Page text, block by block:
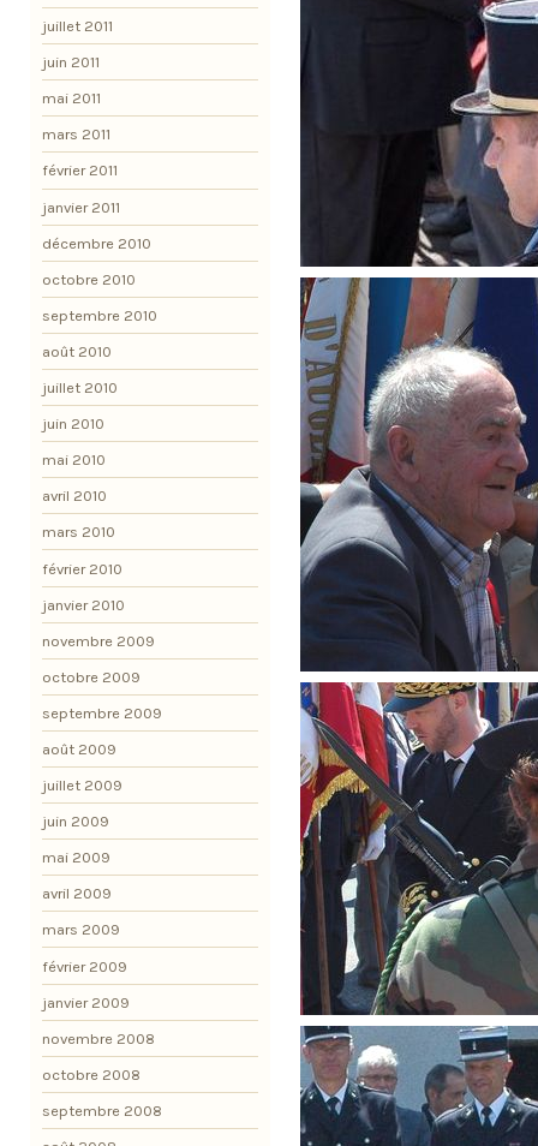
juillet 2011
juin 2011
mai 2011
mars 2011
février 2011
janvier 2011
décembre 2010
octobre 2010
septembre 2010
août 2010
juillet 2010
juin 2010
mai 2010
avril 2010
mars 2010
février 2010
janvier 2010
novembre 2009
octobre 2009
septembre 2009
août 2009
juillet 2009
juin 2009
mai 2009
avril 2009
mars 2009
février 2009
janvier 2009
novembre 2008
octobre 2008
septembre 2008